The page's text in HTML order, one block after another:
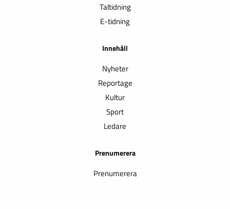
Taltidning
E-tidning
Innehåll
Nyheter
Reportage
Kultur
Sport
Ledare
Prenumerera
Prenumerera